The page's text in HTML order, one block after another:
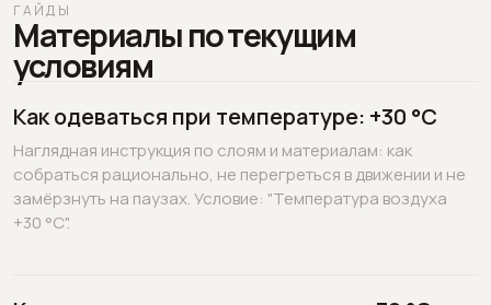
ГАЙДЫ
Материалы по текущим
условиям
Как одеваться при температуре: +30 °C
Наглядная инструкция по слоям и материалам: как
собраться рационально, не перегреться в движении и не
замёрзнуть на паузах. Условие: "Температура воздуха
+30 °C".